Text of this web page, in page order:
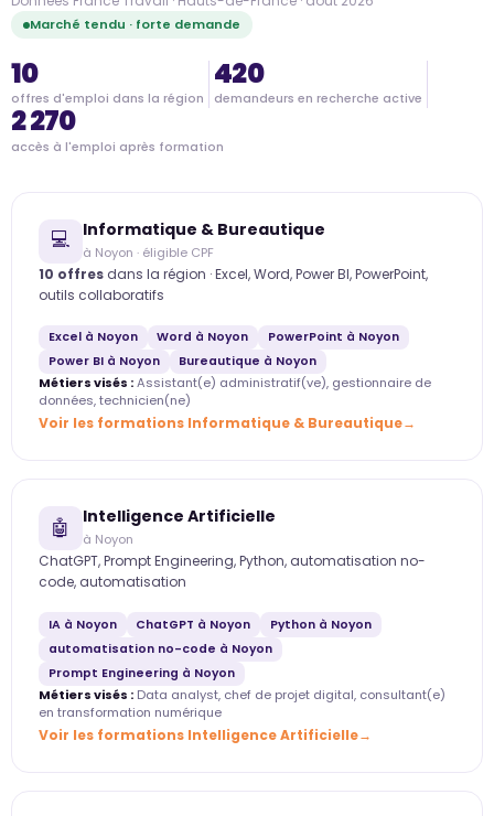
Marché tendu · forte demande
10
offres d'emploi dans la région
420
demandeurs en recherche active
2 270
accès à l'emploi après formation
💻 Informatique & Bureautique
à Noyon · éligible CPF
10 offres dans la région · Excel, Word, Power BI, PowerPoint,
outils collaboratifs
Excel à Noyon Word à Noyon
PowerPoint à Noyon
Power BI à Noyon
Bureautique à Noyon
Métiers visés :Assistant(e) administratif(ve), gestionnaire de
données, technicien(ne)
Voir les formations Informatique & Bureautique
🤖 Intelligence Artificielle
à Noyon
ChatGPT, Prompt Engineering, Python, automatisation no-
code, automatisation
IA à Noyon ChatGPT à Noyon
Python à Noyon
automatisation no-code à Noyon
Prompt Engineering à Noyon
Métiers visés : Data analyst, chef de projet digital, consultant(e)
en transformation numérique
Voir les formations Intelligence Artificielle